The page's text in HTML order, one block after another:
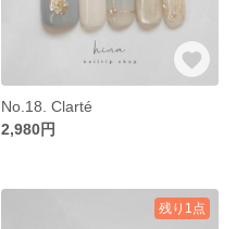
No.18. Clarté
2,980円
残り1点